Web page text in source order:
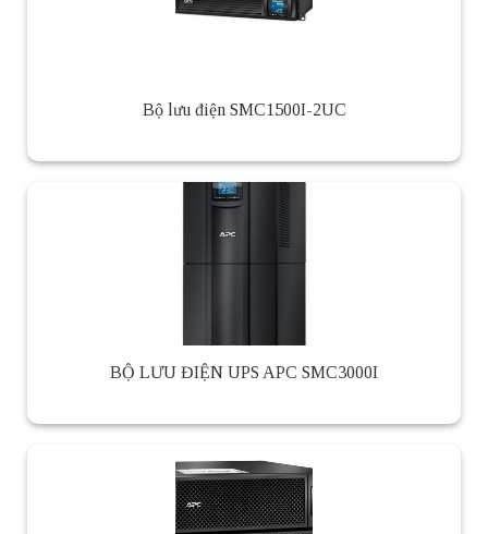
Bộ lưu điện SMC1500I-2UC
BỘ LƯU ĐIỆN UPS APC SMC3000I